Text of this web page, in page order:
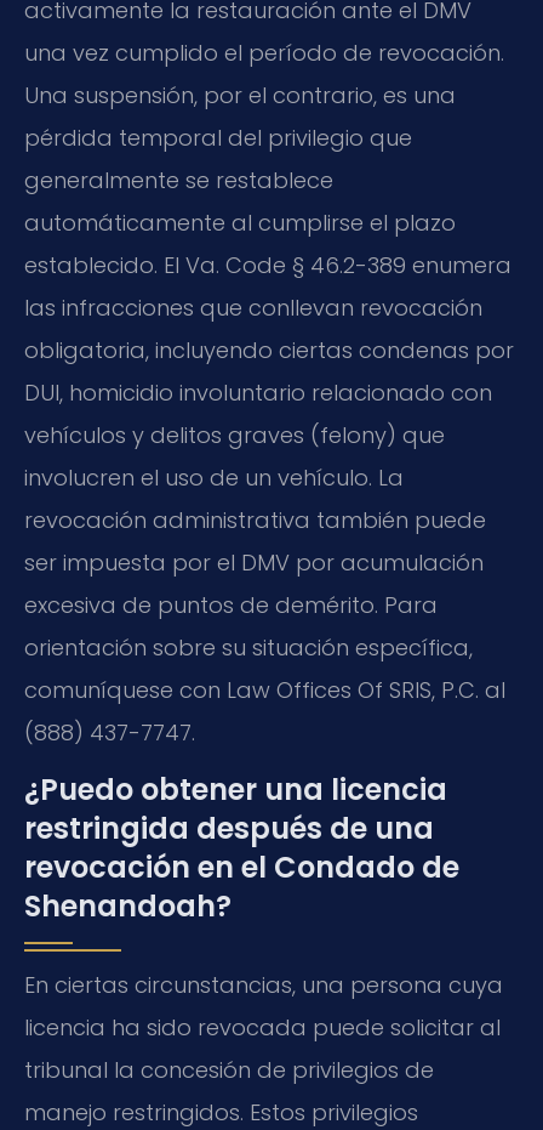
activamente la restauración ante el DMV
una vez cumplido el período de revocación.
Una suspensión, por el contrario, es una
pérdida temporal del privilegio que
generalmente se restablece
automáticamente al cumplirse el plazo
establecido. El Va. Code § 46.2-389 enumera
las infracciones que conllevan revocación
obligatoria, incluyendo ciertas condenas por
DUI, homicidio involuntario relacionado con
vehículos y delitos graves (felony) que
involucren el uso de un vehículo. La
revocación administrativa también puede
ser impuesta por el DMV por acumulación
excesiva de puntos de demérito. Para
orientación sobre su situación específica,
comuníquese con Law Offices Of SRIS, P.C. al
(888) 437-7747.
¿Puedo obtener una licencia
restringida después de una
revocación en el Condado de
Shenandoah?
En ciertas circunstancias, una persona cuya
licencia ha sido revocada puede solicitar al
tribunal la concesión de privilegios de
manejo restringidos. Estos privilegios